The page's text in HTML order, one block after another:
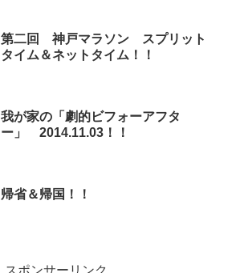
第二回 神戸マラソン スプリット
タイム＆ネットタイム！！
我が家の「劇的ビフォーアフタ
ー」 2014.11.03！！
帰省＆帰国！！
スポンサーリンク